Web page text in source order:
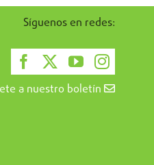
Síguenos en redes:
a nuestro boletín